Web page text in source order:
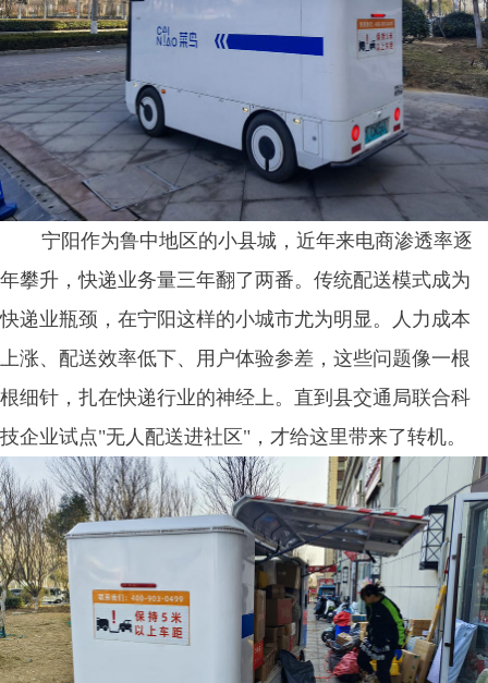
宁阳作为鲁中地区的小县城，近年来电商渗透率逐
年攀升，快递业务量三年翻了两番。传统配送模式成为
快递业瓶颈，在宁阳这样的小城市尤为明显。人力成本
上涨、配送效率低下、用户体验参差，这些问题像一根
根细针，扎在快递行业的神经上。直到县交通局联合科
技企业试点"无人配送进社区"，才给这里带来了转机。